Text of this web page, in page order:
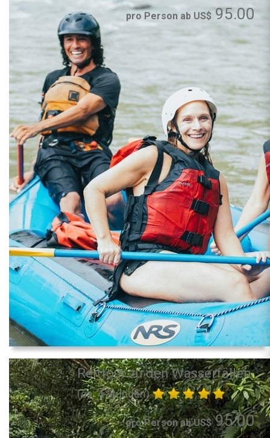
pro Person ab US$ 95.00
Reittour zu den Wasserfällen
(ca. 4 Stunden)
pro Person ab US$95.00